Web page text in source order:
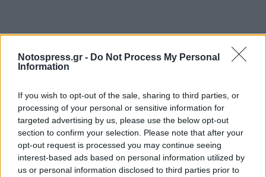
Notospress.gr - Do Not Process My Personal
Information
If you wish to opt-out of the sale, sharing to third parties, or
processing of your personal or sensitive information for
targeted advertising by us, please use the below opt-out
section to confirm your selection. Please note that after your
opt-out request is processed you may continue seeing
interest-based ads based on personal information utilized by
us or personal information disclosed to third parties prior to